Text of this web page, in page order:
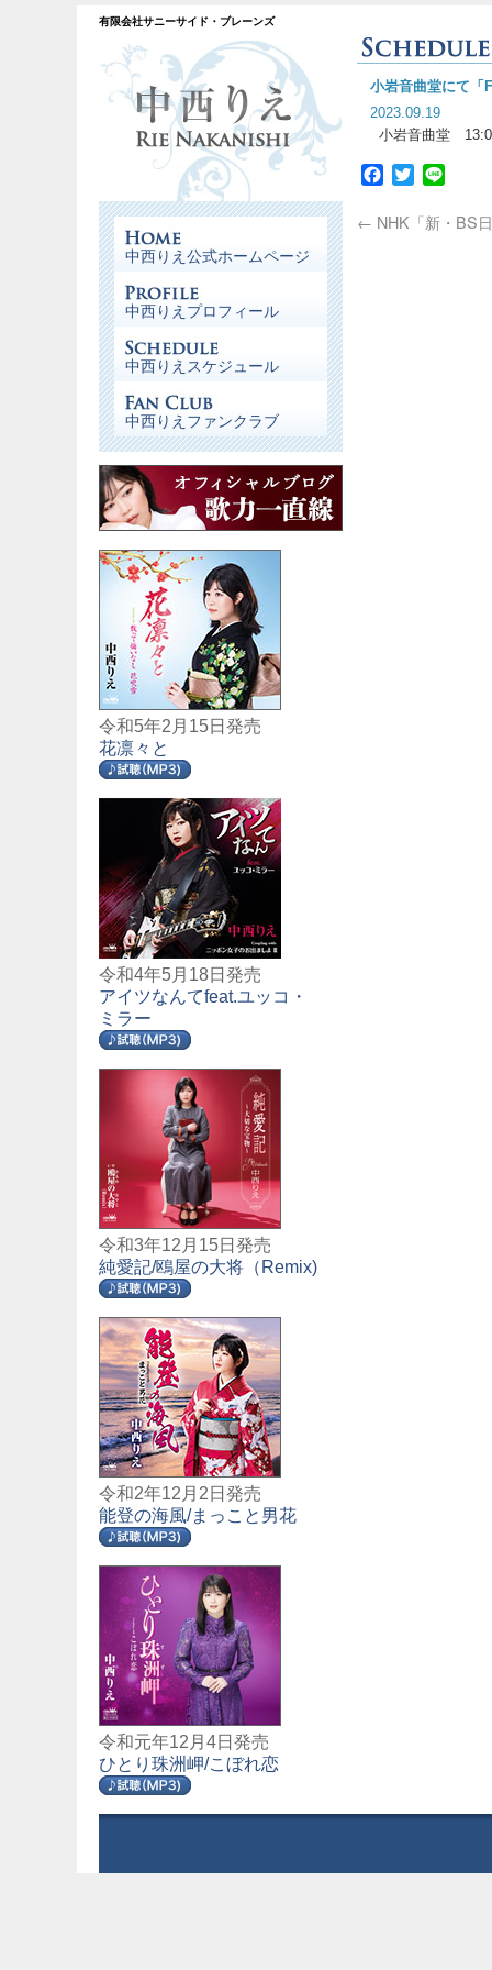
有限会社サニーサイド・ブレーンズ
小岩音曲堂にて「
2023.09.19
小岩音曲堂
Facebook
Twitter
← NHK「新・BS
中西りえ公式ホームページ
中西りえプロフィール
中西りえスケジュール
中西りえファンクラブ
令和5年2月15日発売
花凛々と
令和4年5月18日発売
アイツなんてfeat.ユッコ・
ミラー
令和3年12月15日発売
純愛記/鴎屋の大将（Remix)
令和2年12月2日発売
能登の海風/まっこと男花
令和元年12月4日発売
ひとり珠洲岬/こぼれ恋